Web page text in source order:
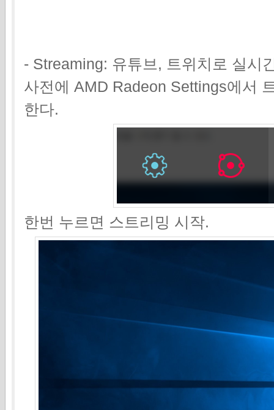
- Streaming: 유튜브, 트위치로 실시
사전에 AMD Radeon Settings에서
한다.
한번 누르면 스트리밍 시작.